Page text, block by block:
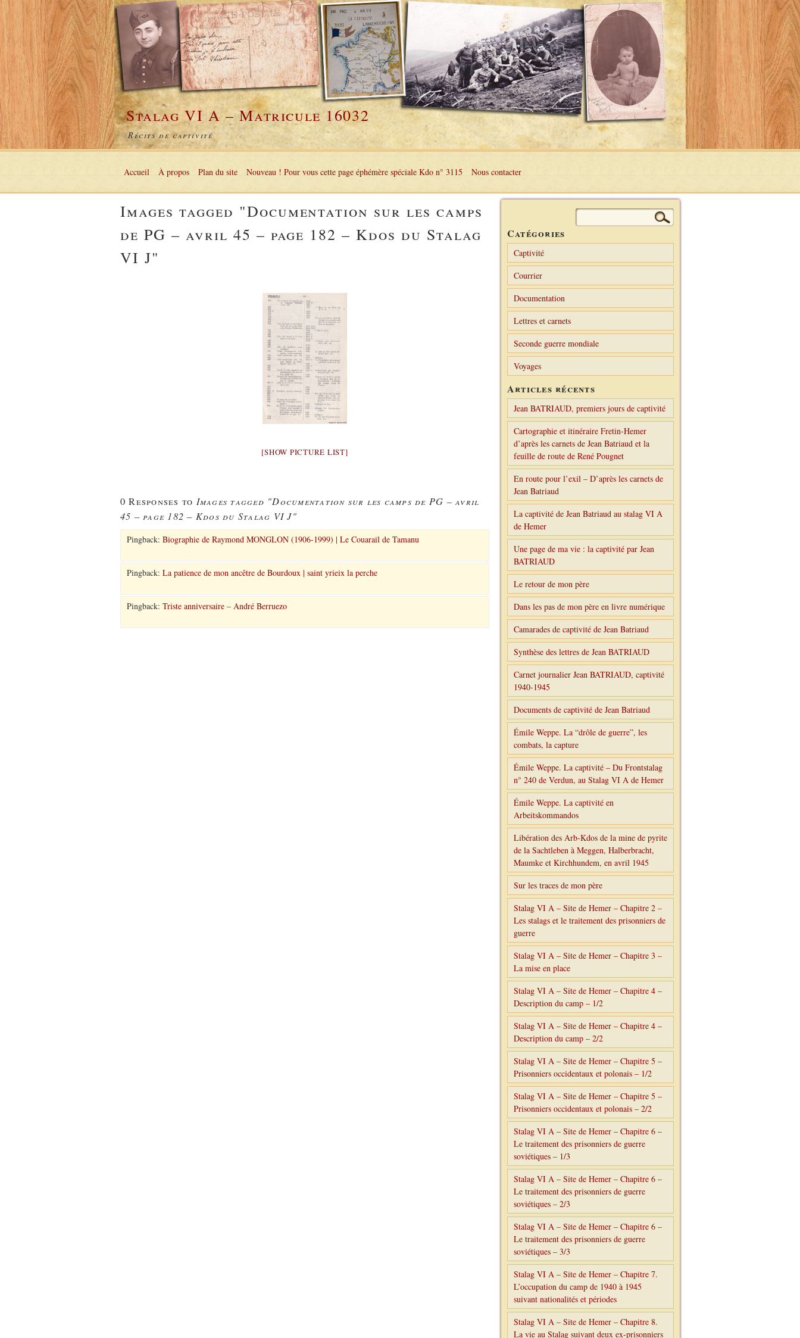
Stalag VI A – Matricule 16032
Récits de captivité
Accueil À propos Plan du site Nouveau ! Pour vous cette page éphémère spéciale Kdo n° 3115 Nous contacter
Images tagged "Documentation sur les camps
de PG – avril 45 – page 182 – Kdos du Stalag
VI J"
[SHOW PICTURE LIST]
0 Responses to Images tagged "Documentation sur les camps de PG – avril
45 – page 182 – Kdos du Stalag VI J"
Pingback: Biographie de Raymond MONGLON (1906-1999) | Le Couarail de Tamanu
Pingback: La patience de mon ancêtre de Bourdoux | saint yrieix la perche
Pingback: Triste anniversaire – André Berruezo
Rechercher :
Catégories
Captivité
Courrier
Documentation
Lettres et carnets
Seconde guerre mondiale
Voyages
Articles récents
Jean BATRIAUD, premiers jours de captivité
Cartographie et itinéraire Fretin-Hemer
d’après les carnets de Jean Batriaud et la
feuille de route de René Pougnet
En route pour l’exil – D’après les carnets de
Jean Batriaud
La captivité de Jean Batriaud au stalag VI A
de Hemer
Une page de ma vie : la captivité par Jean
BATRIAUD
Le retour de mon père
Dans les pas de mon père en livre numérique
Camarades de captivité de Jean Batriaud
Synthèse des lettres de Jean BATRIAUD
Carnet journalier Jean BATRIAUD, captivité
1940-1945
Documents de captivité de Jean Batriaud
Émile Weppe. La “drôle de guerre”, les
combats, la capture
Émile Weppe. La captivité – Du Frontstalag
n° 240 de Verdun, au Stalag VI A de Hemer
Émile Weppe. La captivité en
Arbeitskommandos
Libération des Arb-Kdos de la mine de pyrite
de la Sachtleben à Meggen, Halberbracht,
Maumke et Kirchhundem, en avril 1945
Sur les traces de mon père
Stalag VI A – Site de Hemer – Chapitre 2 –
Les stalags et le traitement des prisonniers de
guerre
Stalag VI A – Site de Hemer – Chapitre 3 –
La mise en place
Stalag VI A – Site de Hemer – Chapitre 4 –
Description du camp – 1/2
Stalag VI A – Site de Hemer – Chapitre 4 –
Description du camp – 2/2
Stalag VI A – Site de Hemer – Chapitre 5 –
Prisonniers occidentaux et polonais – 1/2
Stalag VI A – Site de Hemer – Chapitre 5 –
Prisonniers occidentaux et polonais – 2/2
Stalag VI A – Site de Hemer – Chapitre 6 –
Le traitement des prisonniers de guerre
soviétiques – 1/3
Stalag VI A – Site de Hemer – Chapitre 6 –
Le traitement des prisonniers de guerre
soviétiques – 2/3
Stalag VI A – Site de Hemer – Chapitre 6 –
Le traitement des prisonniers de guerre
soviétiques – 3/3
Stalag VI A – Site de Hemer – Chapitre 7.
L’occupation du camp de 1940 à 1945
suivant nationalités et périodes
Stalag VI A – Site de Hemer – Chapitre 8.
La vie au Stalag suivant deux ex-prisonniers